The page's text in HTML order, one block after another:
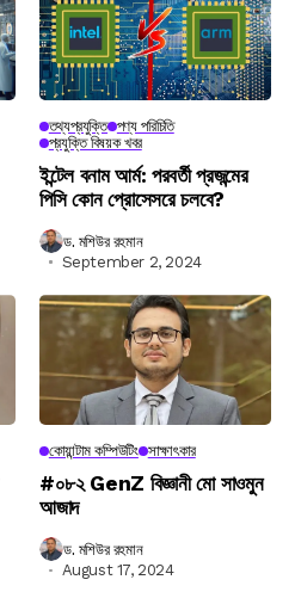
তথ্যপ্রযুক্তি পণ্য পরিচিতি
প্রযুক্তি বিষয়ক খবর
ইন্টেল বনাম আর্ম: পরবর্তী প্রজন্মের
পিসি কোন প্রোসেসরে চলবে?
ড. মশিউর রহমান
September 2, 2024
কোয়ান্টাম কম্পিউটিং সাক্ষাৎকার
#০৮২ GenZ বিজ্ঞানী মো সাওমুন
আজাদ
ড. মশিউর রহমান
August 17, 2024